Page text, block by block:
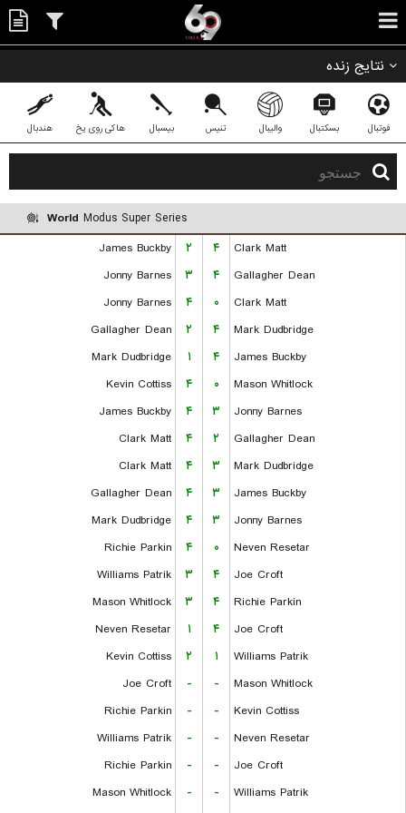
نتایج زنده
فوتبال بسکتبال والیبال تنیس بیسبال هاکی روی یخ هندبال
World Modus Super Series
James Buckby
۲ ۴
Clark Matt
Jonny Barnes
۳ ۴
Gallagher Dean
Jonny Barnes
۴ ۰
Clark Matt
Gallagher Dean
۲ ۴
Mark Dudbridge
Mark Dudbridge
۱ ۴
James Buckby
Kevin Cottiss
۴ ۰
Mason Whitlock
James Buckby
۴ ۳
Jonny Barnes
Clark Matt
۴ ۲
Gallagher Dean
Clark Matt
۴ ۳
Mark Dudbridge
Gallagher Dean
۴ ۳
James Buckby
Mark Dudbridge
۴ ۳
Jonny Barnes
Richie Parkin
۴ ۰
Neven Resetar
Williams Patrik
۳ ۴
Joe Croft
Mason Whitlock
۳ ۴
Richie Parkin
Neven Resetar
۱ ۴
Joe Croft
Kevin Cottiss
۲ ۱
Williams Patrik
Joe Croft
- -
Mason Whitlock
Richie Parkin
- -
Kevin Cottiss
Williams Patrik
- -
Neven Resetar
Richie Parkin
- -
Joe Croft
Mason Whitlock
- -
Williams Patrik